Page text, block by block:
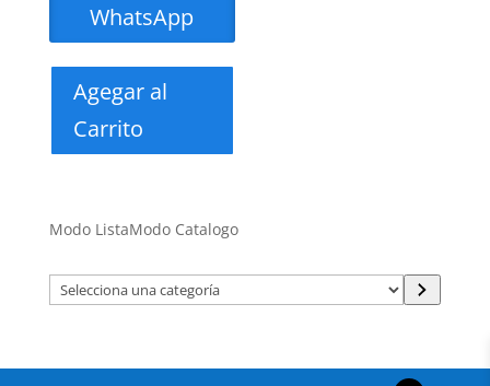
WhatsApp
Agegar al
Carrito
Modo ListaModo Catalogo
Selecciona
una